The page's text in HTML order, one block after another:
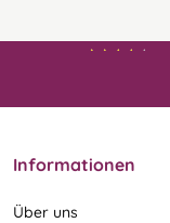
Informationen
Über uns